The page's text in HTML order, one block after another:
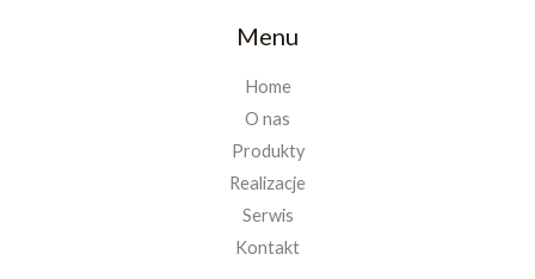
Menu
Home
O nas
Produkty
Realizacje
Serwis
Kontakt